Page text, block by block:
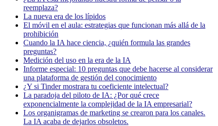
reemplaza?
La nueva era de los lípidos
El móvil en el aula: estrategias que funcionan más allá de la
prohibición
Cuando la IA hace ciencia, ¿quién formula las grandes
preguntas?
Medición del uso en la era de la IA
Informe especial: 10 preguntas que debe hacerse al considerar
una plataforma de gestión del conocimiento
¿Y si Tinder mostrara tu coeficiente intelectual?
La paradoja del piloto de IA: ¿Por qué crece
exponencialmente la complejidad de la IA empresarial?
Los organigramas de marketing se crearon para los canales.
La IA acaba de dejarlos obsoletos.